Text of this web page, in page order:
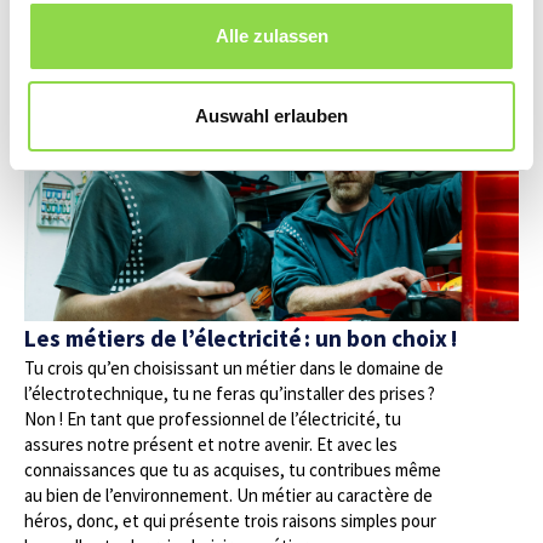
Alle zulassen
Auswahl erlauben
Les métiers de l’électricité : un bon choix !
Tu crois qu’en choisissant un métier dans le domaine de
l’électrotechnique, tu ne feras qu’installer des prises ?
Non ! En tant que professionnel de l’électricité, tu
assures notre présent et notre avenir. Et avec les
connaissances que tu as acquises, tu contribues même
au bien de l’environnement. Un métier au caractère de
héros, donc, et qui présente trois raisons simples pour